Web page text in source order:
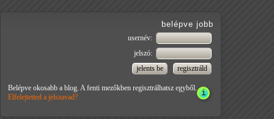
belépve jobb
usernév:
jelszó:
Belépve okosabb a blog. A fenti mezőkben regisztrálhatsz egyből.
Elfelejtetted a jelszavad?